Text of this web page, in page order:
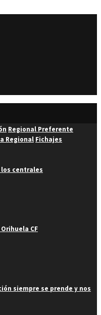
Regional Preferente
Regional Fichajes
los centrales
CF
siempre se prende y nos